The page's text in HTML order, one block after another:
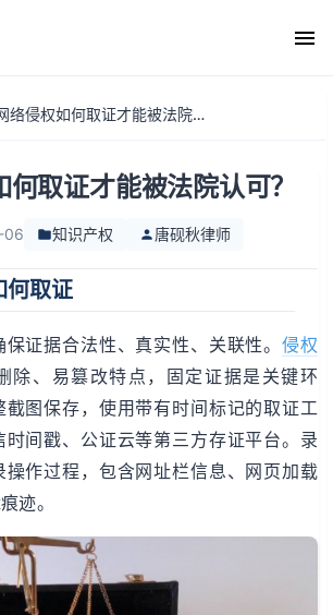
网络侵权如何取证才能被法院认可？
何取证才能被法院认可？
06 知识产权 唐砚秋律师
何取证
保证据合法性、真实性、关联性。 侵权
除、易篡改特点，固定证据是关键环
截图保存，使用带有时间标记的取证工
间戳、公证云等第三方存证平台。录
操作过程，包含网址栏信息、网页加载
迹。